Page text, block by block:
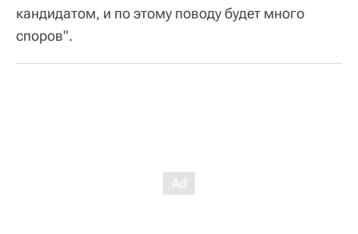
кандидатом, и по этому поводу будет много
споров".